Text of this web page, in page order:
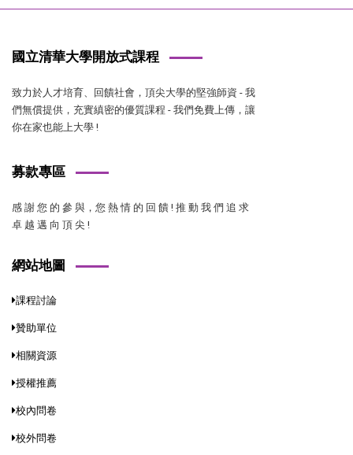
國立清華大學開放式課程
致力於人才培育、回饋社會，頂尖大學的堅強師資 - 我
們無償提供，充實縝密的優質課程 - 我們免費上傳，讓
你在家也能上大學 !
募款專區
感 謝 您 的 參 與，您 熱 情 的 回 饋 ! 推 動 我 們 追 求
卓 越 邁 向 頂 尖 !
網站地圖
課程討論
贊助單位
相關資源
授權推薦
校內問卷
校外問卷